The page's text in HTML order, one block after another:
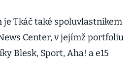
Tkáč také spoluvlastníkem
Center, v jejímž portfoliu
Blesk, Sport, Aha! a e15